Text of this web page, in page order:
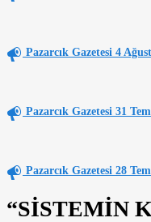
Pazarcık Gazetesi 4
Pazarcık Gazetesi 31
Pazarcık Gazetesi 28
“SİSTEMİN